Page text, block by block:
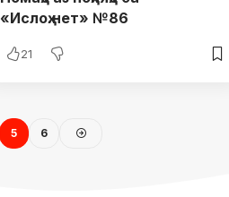
«Ислоҳ.нет» №86
21
5 6